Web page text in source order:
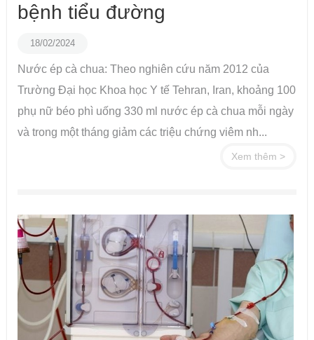
bệnh tiểu đường
18/02/2024
Nước ép cà chua: Theo nghiên cứu năm 2012 của
Trường Đại học Khoa học Y tế Tehran, Iran, khoảng 100
phụ nữ béo phì uống 330 ml nước ép cà chua mỗi ngày
và trong một tháng giảm các triệu chứng viêm nh...
Xem thêm >